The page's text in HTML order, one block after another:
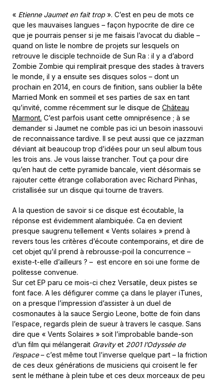
« Etienne Jaumet en fait trop ». C’est en peu de mots ce
que les mauvaises langues – façon hypocrite de dire ce
que je pourrais penser si je me faisais l’avocat du diable –
quand on liste le nombre de projets sur lesquels on
retrouve le disciple technoïde de Sun Ra : il y a d’abord
Zombie Zombie qui remplirait presque des stades à travers
le monde, il y a ensuite ses disques solos – dont un
prochain en 2014, en cours de finition, sans oublier la bête
Married Monk en sommeil et ses parties de sax en tant
qu’invité, comme récemment sur le disque de Château
Marmont. C’est parfois usant cette omniprésence ; à se
demander si Jaumet ne comble pas ici un besoin inassouvi
de reconnaissance tardive. Il se peut aussi que ce jazzman
déviant ait beaucoup trop d’idées pour un seul album tous
les trois ans. Je vous laisse trancher. Tout ça pour dire
qu’en haut de cette pyramide bancale, vient désormais se
rajouter cette étrange collaboration avec Richard Pinhas,
cristallisée sur un disque qui tourne de travers.
A la question de savoir si ce disque est écoutable, la
réponse est évidemment alambiquée. Ca en devient
presque saugrenu tellement « Vents solaires » prend à
revers tous les critères d’écoute contemporains, et dire de
cet objet qu’il prend à rebrousse-poil la concurrence –
existe-t-elle d’ailleurs ? – est encore en soi une forme de
politesse convenue.
Sur cet EP paru ce mois-ci chez Versatile, deux pistes se
font face. A les défigurer comme ça dans le player iTunes,
on a presque l’impression d’assister à un duel de
cosmonautes à la sauce Sergio Leone, botte de foin dans
l’espace, regards plein de sueur à travers le casque. Sans
dire que « Vents Solaires » soit l’improbable bande-son
d’un film qui mélangerait Gravityet 2001 l’Odyssée de
l’espace– c’est même tout l’inverse quelque part – la friction
de ces deux générations de musiciens qui croisent le fer
sent le méthane à plein tube et ces deux morceaux de peu